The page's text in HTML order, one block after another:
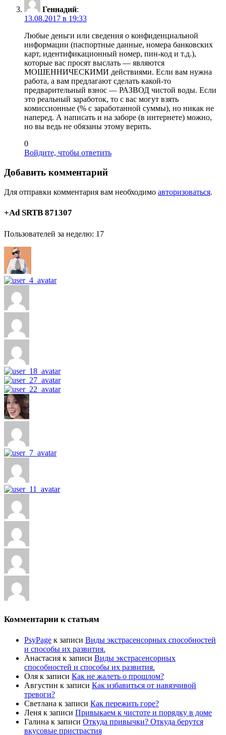
Геннадий:
13.08.2017 в 19:33
Любые деньги или сведения о конфиденциальной
информации (паспортные данные, номера банковских
карт, идентификационный номер, пин-код и т.д.),
которые вас просят выслать — являются
МОШЕННИЧЕСКИМИ действиями. Если вам нужна
работа, а вам предлагают сделать какой-то
предварительный взнос — РАЗВОД чистой воды. Если
это реальный заработок, то с вас могут взять
комиссионные (% с заработанной суммы), но никак не
наперед. А написать и на заборе (в интернете) можно,
но вы ведь не обязаны этому верить.
0
Войдите, чтобы ответить
Добавить комментарий
Для отправки комментария вам необходимо авторизоваться.
+Ad SRTB 871307
Пользователей за неделю: 17
Комментарии к статьям
PsyPage к записи Виды экстрасенсорных способностей
и способы их развития.
Анастасия к записи Виды экстрасенсорных
способностей и способы их развития.
Оля к записи Как не жалеть о прошлом?
Августин к записи Как избавиться от навязчивой
тревоги?
Светлана к записи Как пережить горе?
Леня к записи Привыкаем к чистоте и порядку в доме
Галина к записи Откуда привычки? Откуда берутся
вкусовые пристрастия